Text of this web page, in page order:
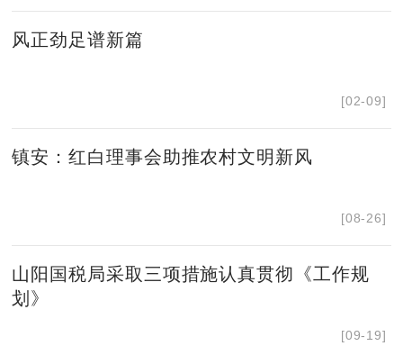
风正劲足谱新篇
[02-09]
镇安：红白理事会助推农村文明新风
[08-26]
山阳国税局采取三项措施认真贯彻《工作规
划》
[09-19]